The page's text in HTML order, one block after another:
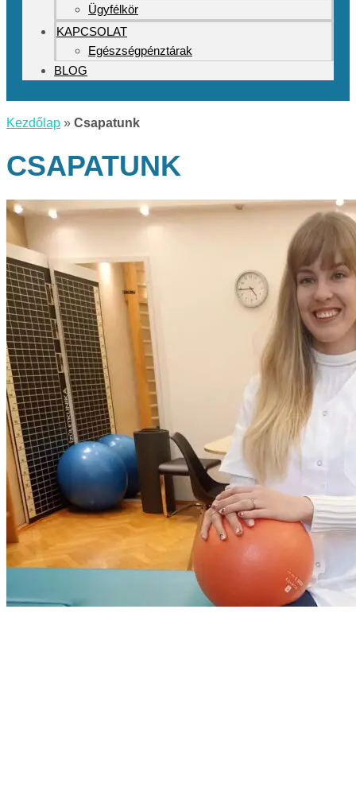
Ügyfélkör
KAPCSOLAT
Egészségpénztárak
BLOG
Kezdőlap » Csapatunk
CSAPATUNK